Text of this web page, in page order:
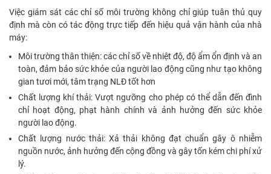
Việc giám sát các chỉ số môi trường không chỉ giúp tuân thủ quy
định mà còn có tác động trực tiếp đến hiệu quả vận hành của nhà
máy:
Môi trường thân thiện: các chỉ số về nhiệt độ, độ ẩm ổn định và an
toàn, đảm bảo sức khỏe của người lao động cũng như tạo không
gian tươi mới, tâm trạng NLĐ tốt hơn
Chất lượng khí thải: Vượt ngưỡng cho phép có thể dẫn đến đình
chỉ hoạt động, phạt hành chính và ảnh hưởng đến sức khỏe
người lao động.
Chất lượng nước thải: Xả thải không đạt chuẩn gây ô nhiễm
nguồn nước, ảnh hưởng đến cộng đồng và gây tốn kém chi phí xử
lý.